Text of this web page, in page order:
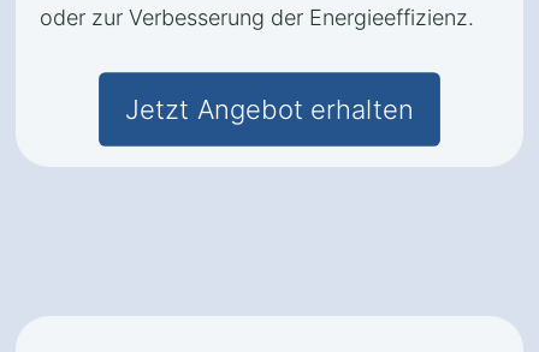
oder zur Verbesserung der Energieeffizienz.
Jetzt Angebot erhalten